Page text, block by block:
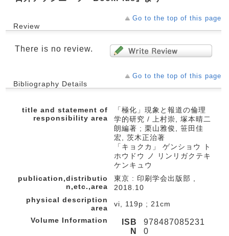
Go to the top of this page
Review
There is no review.
Go to the top of this page
Bibliography Details
title and statement of
responsibility area
「極化」現象と報道の倫理
学的研究 / 上村崇, 塚本晴二
朗編著 ; 栗山雅俊, 笹田佳
宏, 茨木正治著
「キョクカ」 ゲンショウ ト
ホウドウ ノ リンリガクテキ
ケンキュウ
publication,distributio
n,etc.,area
東京 : 印刷学会出版部 ,
2018.10
physical description
area
vi, 119p ; 21cm
Volume Information
ISB
N
978487085231
0